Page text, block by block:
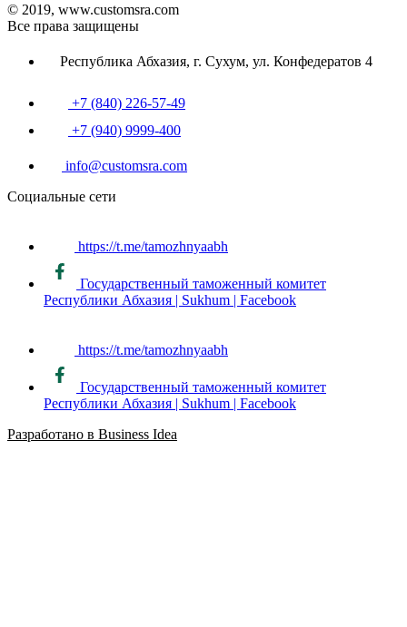
© 2019, www.customsra.com
Все права защищены
Республика Абхазия, г. Сухум, ул. Конфедератов 4
+7 (840) 226-57-49
+7 (940) 9999-400
info@customsra.com
Социальные сети
https://t.me/tamozhnyaabh
Государственный таможенный комитет
Республики Абхазия | Sukhum | Facebook
https://t.me/tamozhnyaabh
Государственный таможенный комитет
Республики Абхазия | Sukhum | Facebook
Разработано в Business Idea